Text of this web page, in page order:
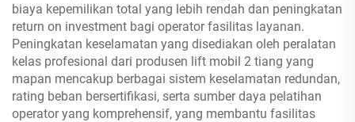
biaya kepemilikan total yang lebih rendah dan peningkatan
return on investment bagi operator fasilitas layanan.
Peningkatan keselamatan yang disediakan oleh peralatan
kelas profesional dari produsen lift mobil 2 tiang yang
mapan mencakup berbagai sistem keselamatan redundan,
rating beban bersertifikasi, serta sumber daya pelatihan
operator yang komprehensif, yang membantu fasilitas